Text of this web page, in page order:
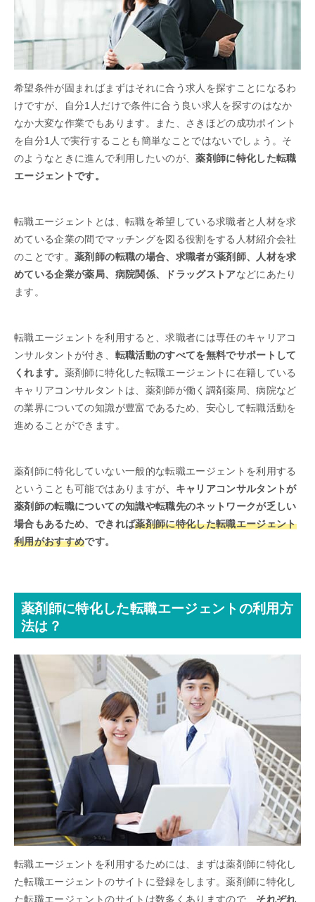
希望条件が固まればまずはそれに合う求人を探すことになるわ
けですが、自分1人だけで条件に合う良い求人を探すのはなか
なか大変な作業でもあります。また、さきほどの成功ポイント
を自分1人で実行することも簡単なことではないでしょう。そ
のようなときに進んで利用したいのが、薬剤師に特化した転職
エージェントです。
転職エージェントとは、転職を希望している求職者と人材を求
めている企業の間でマッチングを図る役割をする人材紹介会社
のことです。薬剤師の転職の場合、求職者が薬剤師、人材を求
めている企業が薬局、病院関係、ドラッグストアなどにあたり
ます。
転職エージェントを利用すると、求職者には専任のキャリアコ
ンサルタントが付き、 転職活動のすべてを無料でサポートして
くれます。 薬剤師に特化した転職エージェントに在籍している
キャリアコンサルタントは、薬剤師が働く調剤薬局、病院など
の業界についての知識が豊富であるため、安心して転職活動を
進めることができます。
薬剤師に特化していない一般的な転職エージェントを利用する
ということも可能ではありますが、キャリアコンサルタントが
薬剤師の転職についての知識や転職先のネットワークが乏しい
場合もあるため、できれば薬剤師に特化した転職エージェント
利用がおすすめです。
薬剤師に特化した転職エージェントの利用方
法は？
転職エージェントを利用するためには、まずは薬剤師に特化し
た転職エージェントのサイトに登録をします。薬剤師に特化し
た転職エージェントのサイトは数多くありますので、 それぞれ